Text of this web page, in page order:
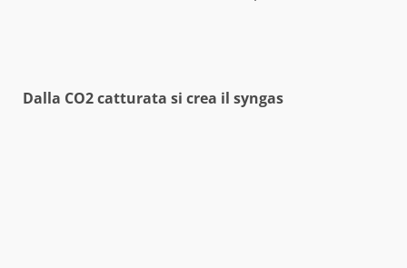
Dalla CO2 catturata si crea il syngas